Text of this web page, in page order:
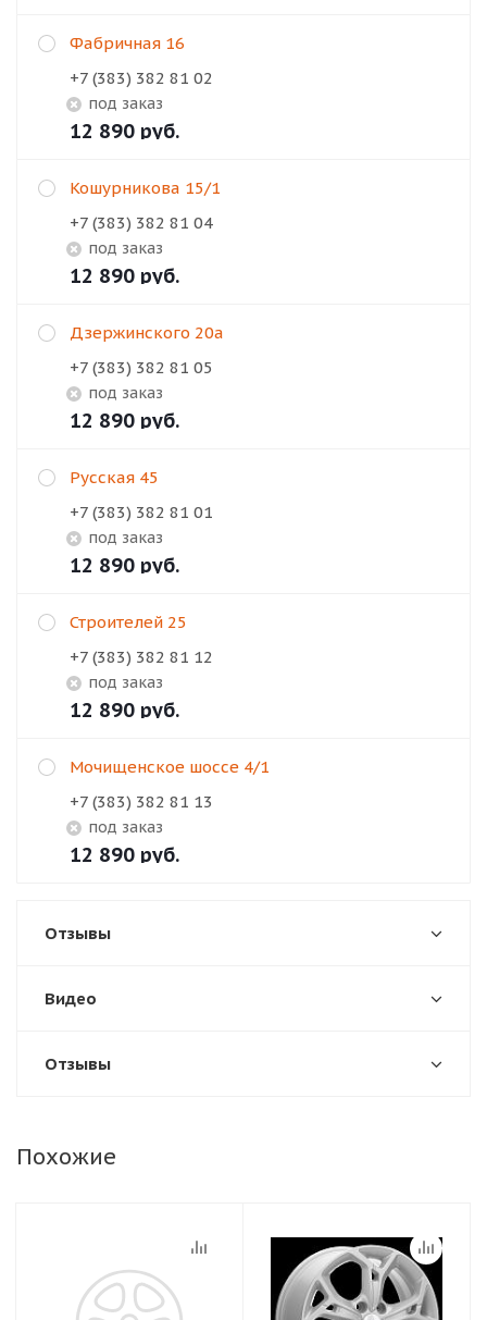
Фабричная 16
+7 (383) 382 81 02
Под заказ
12 890 руб.
Кошурникова 15/1
+7 (383) 382 81 04
Под заказ
12 890 руб.
Дзержинского 20а
+7 (383) 382 81 05
Под заказ
12 890 руб.
Русская 45
+7 (383) 382 81 01
Под заказ
12 890 руб.
Строителей 25
+7 (383) 382 81 12
Под заказ
12 890 руб.
Мочищенское шоссе 4/1
+7 (383) 382 81 13
Под заказ
12 890 руб.
Отзывы
Видео
Отзывы
Похожие